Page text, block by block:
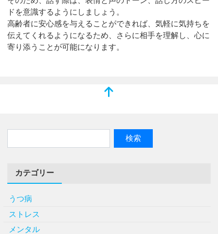
ドを意識するようにしましょう。
高齢者に安心感を与えることができれば、気軽に気持ちを
伝えてくれるようになるため、さらに相手を理解し、心に
寄り添うことが可能になります。
カテゴリー
うつ病
ストレス
メンタル